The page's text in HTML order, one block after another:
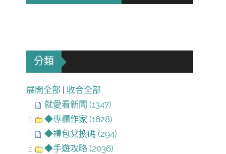
分類
展開全部 | 收合全部
就愛看新聞 (1347)
◆專欄作家 (1628)
◆禮包兌換碼 (294)
◆手遊攻略 (2036)